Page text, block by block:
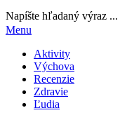
Napíšte hľadaný výraz ...
Menu
Aktivity
Výchova
Recenzie
Zdravie
Ľudia